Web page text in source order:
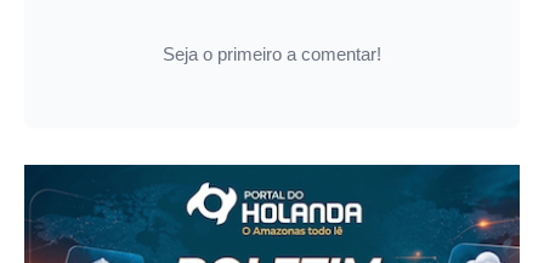
Seja o primeiro a comentar!